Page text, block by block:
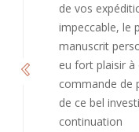
bienveillant et
de
continuation et
Caroline